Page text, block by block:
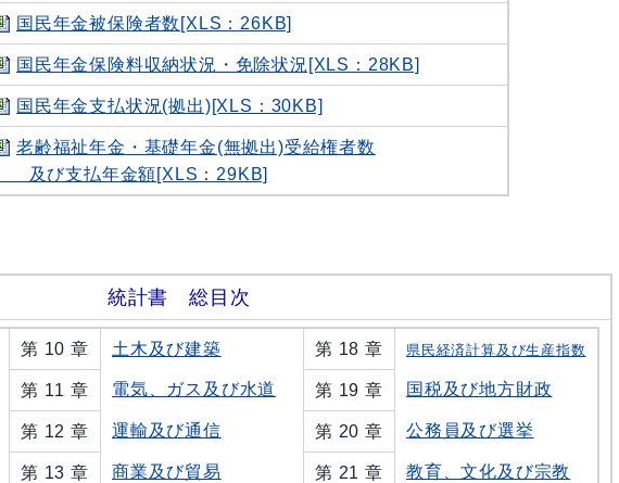
国民年金被保険者数[XLS：26KB]
国民年金保険料収納状況・免除状況[XLS：28KB]
国民年金支払状況(拠出)[XLS：30KB]
老齢福祉年金・基礎年金(無拠出)受給権者数
及び支払年金額[XLS：29KB]
統計書 総目次
第 10 章 土木及び建築 第 18 章 県民経済計算及び生産指数
第 11 章 電気、ガス及び水道 第 19 章 国税及び地方財政
第 12 章 運輸及び通信 第 20 章 公務員及び選挙
第 13 章 商業及び貿易 第 21 章 教育、文化及び宗教